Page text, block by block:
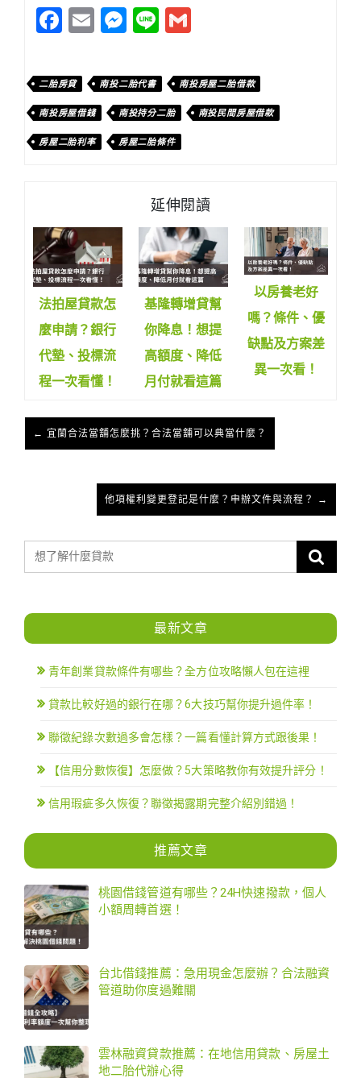
Facebook
EmailMessenger
Line
二胎房貸 南投二胎代書 南投房屋二胎借款
南投房屋借錢 南投持分二胎 南投民間房屋借款
房屋二胎利率 房屋二胎條件
延伸閱讀
法拍屋貸款怎
麼申請？銀行
代墊、投標流
程一次看懂！
基隆轉增貸幫
你降息！想提
高額度、降低
月付就看這篇
以房養老好
嗎？條件、優
缺點及方案差
異一次看！
← 宜蘭合法當舖怎麼挑？合法當舖可以典當什麼？
他項權利變更登記是什麼？申辦文件與流程？ →
最新文章
青年創業貸款條件有哪些？全方位攻略懶人包在這裡
貸款比較好過的銀行在哪？6大技巧幫你提升過件率！
聯徵紀錄次數過多會怎樣？一篇看懂計算方式跟後果！
【信用分數恢復】怎麼做？5大策略教你有效提升評分！
信用瑕疵多久恢復？聯徵揭露期完整介紹別錯過！
推薦文章
桃園借錢管道有哪些？24H快速撥款，個人
小額周轉首選！
台北借錢推薦：急用現金怎麼辦？合法融資
管道助你度過難關
雲林融資貸款推薦：在地信用貸款、房屋土
地二胎代辦心得